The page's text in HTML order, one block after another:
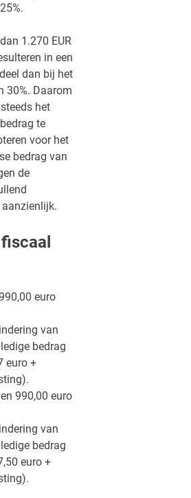
1.270 EUR
in een
dan bij het
30%. Daarom
het
te
voor het
bedrag van
de
euro
van
bedrag
euro +
990,00 euro
van
bedrag
euro +